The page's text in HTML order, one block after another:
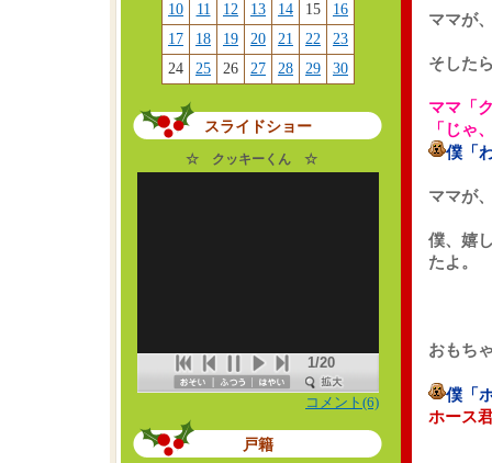
10
11 12 13 14 15
16
17
18 19 20 21 22
23
24
25 26 27 28 29 30
スライドショー
☆ クッキーくん ☆
1/20
コメント(6)
戸籍
ママが
そした
ママ「
「じゃ
僕「
ママが
僕、嬉
たよ。
おもち
僕「
ホース